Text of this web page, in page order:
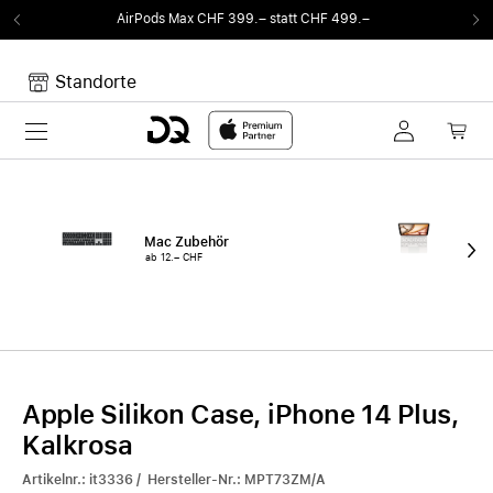
CHF 399.– statt CHF 499.– Von Sound
Standorte
Toggle navigation
Mac Zubehör
ab 12.– CHF ab
Apple Silikon Case, iPhone 14 Plus,
Kalkrosa
Artikelnr.: it3336 / Hersteller-Nr.: MPT73ZM/A